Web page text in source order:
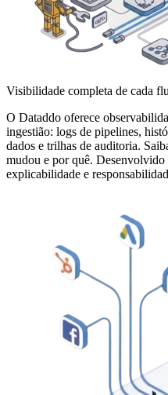
Visibilidade completa de cada
O Dataddo oferece
ingestião: logs de pipelines,
dados e trilhas de auditoria.
mudou e por quê. Desenvolvido
explicabilidade e